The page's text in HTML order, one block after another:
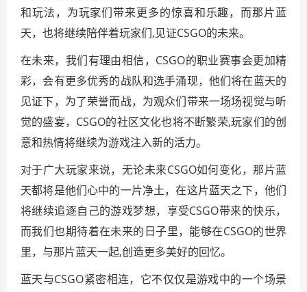
和玩法，为玩家们带来更多的惊喜和乐趣，而那片蓝
天，也将继续陪伴着玩家们,见证CSGO的未来。
在未来，我们有理由相信，CSGO的职业赛事会更加精
彩，会有更多优秀的战队和选手涌现，他们将在蓝天的
见证下，为了荣誉而战，为观众们带来一场场视觉与听
觉的盛宴，CSGO的社区文化也将不断繁荣,玩家们的创
意和热情将继续为游戏注入新的活力。
对于广大玩家来说，无论未来CSGO如何变化，那片蓝
天都将是他们心中的一片净土，在这片蓝天之下，他们
将继续追逐自己的游戏梦想，享受CSGO带来的快乐，
而我们也期待着在未来的日子里，能够在CSGO的世界
里，与那片蓝天一起,创造更多美好的回忆。
蓝天与CSGO紧密相连，它不仅仅是游戏中的一个场景